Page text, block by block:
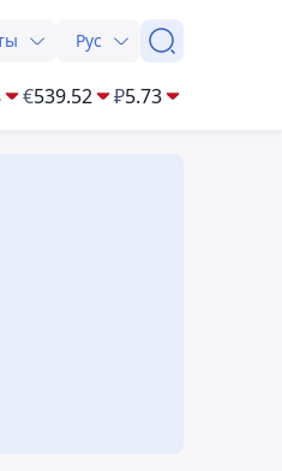
Рус
€539.52 ₽5.73